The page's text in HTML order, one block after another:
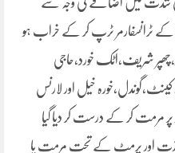
کے ٹرانسفارمر ٹرپ کر کے خراب ہو
شریف،اٹک خورد،حاجی
کینٹ،گوندل،خورہ خیل اور لارنس
پر مرمت کر کے درست کر دیا گیا
اجازت اور پرمٹ کے تحت مرمت یا